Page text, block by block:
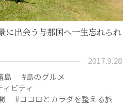
に出会う与那国へ一生忘れられ
2017.9.28
島
島のグルメ
ィビティ
ココロとカラダを整える旅